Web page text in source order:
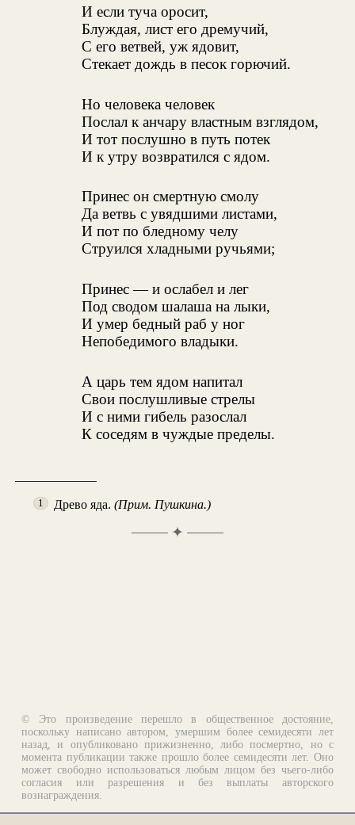
И если туча оросит,
Блуждая, лист его дремучий,
С его ветвей, уж ядовит,
Стекает дождь в песок горючий.
Но человека человек
Послал к анчару властным взглядом,
И тот послушно в путь потек
И к утру возвратился с ядом.
Принес он смертную смолу
Да ветвь с увядшими листами,
И пот по бледному челу
Струился хладными ручьями;
Принес — и ослабел и лег
Под сводом шалаша на лыки,
И умер бедный раб у ног
Непобедимого владыки.
А царь тем ядом напитал
Свои послушливые стрелы
И с ними гибель разослал
К соседям в чуждые пределы.
1 Древо яда.(Прим. Пушкина.)
✦
© Это произведение перешло в общественное достояние,
поскольку написано автором, умершим более семидесяти лет
назад, и опубликовано прижизненно, либо посмертно, но с
момента публикации также прошло более семидесяти лет. Оно
может свободно использоваться любым лицом без чьего-либо
согласия или разрешения и без выплаты авторского
вознаграждения.